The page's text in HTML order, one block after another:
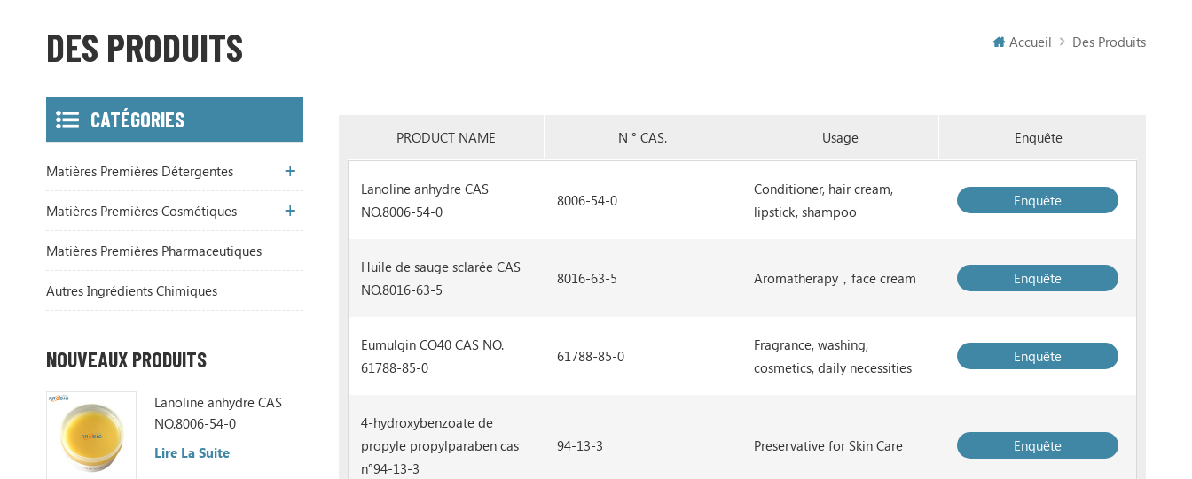
DES PRODUITS Accueil Des Produits
PRODUCT NAME N ° CAS. Usage Enquête
Lanoline anhydre CAS
NO.8006-54-0
8006-54-0
Conditioner, hair cream,
lipstick, shampoo
Enquête
Huile de sauge sclarée CAS
NO.8016-63-5
8016-63-5 Aromatherapy，face cream Enquête
Eumulgin CO40 CAS NO.
61788-85-0
61788-85-0
Fragrance, washing,
cosmetics, daily necessities
Enquête
4-hydroxybenzoate de
propyle propylparaben cas
n°94-13-3
94-13-3 Preservative for Skin Care Enquête
CATÉGORIES
Matières Premières Détergentes
Matières Premières Cosmétiques
Matières Premières Pharmaceutiques
Autres Ingrédients Chimiques
NOUVEAUX PRODUITS
Lanoline anhydre CAS
NO.8006-54-0
Lire La Suite